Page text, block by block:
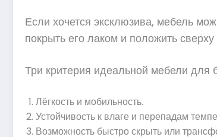
Если хочется эксклюзива, мебель
покрыть его лаком и положить сверху
Три критерия идеальной мебели для
Лёгкость и мобильность.
Устойчивость к влаге и перепадам
Возможность быстро скрыть или